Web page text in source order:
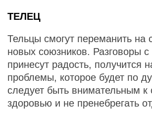
ТЕЛЕЦ
Тельцы смогут переманить на
новых союзников. Разговоры с
принесут радость, получится
проблемы, которое будет по
следует быть внимательным к
здоровью и не пренебрегать